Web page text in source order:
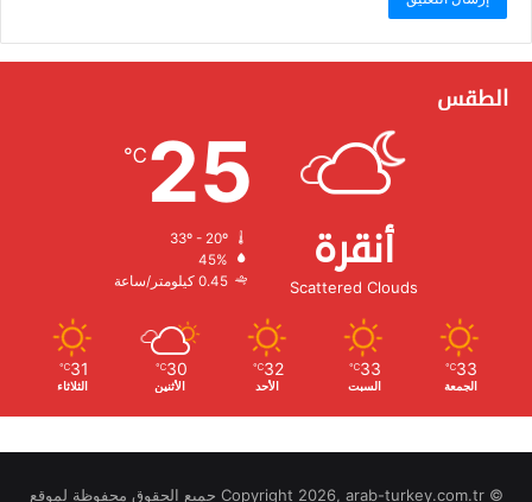
الطقس
أنقرة
Scattered Clouds
25
℃
الرطوبة:
الرياح:
33
℃
الجمعة
33
℃
السبت
32
℃
الأحد
30
℃
الأثنين
31
℃
الثلاثاء
© Copyright 2026, arab-turkey.com.tr جميع الحقوق محفوظة لموقع